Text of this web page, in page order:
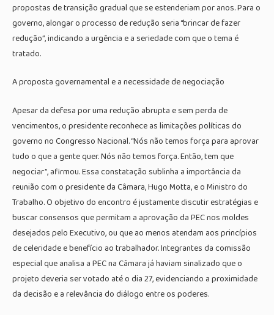
propostas de transição gradual que se estenderiam por anos. Para o
governo, alongar o processo de redução seria “brincar de fazer
redução”, indicando a urgência e a seriedade com que o tema é
tratado.
A proposta governamental e a necessidade de negociação
Apesar da defesa por uma redução abrupta e sem perda de
vencimentos, o presidente reconhece as limitações políticas do
governo no Congresso Nacional. “Nós não temos força para aprovar
tudo o que a gente quer. Nós não temos força. Então, tem que
negociar”, afirmou. Essa constatação sublinha a importância da
reunião com o presidente da Câmara, Hugo Motta, e o Ministro do
Trabalho. O objetivo do encontro é justamente discutir estratégias e
buscar consensos que permitam a aprovação da PEC nos moldes
desejados pelo Executivo, ou que ao menos atendam aos princípios
de celeridade e benefício ao trabalhador. Integrantes da comissão
especial que analisa a PEC na Câmara já haviam sinalizado que o
projeto deveria ser votado até o dia 27, evidenciando a proximidade
da decisão e a relevância do diálogo entre os poderes.